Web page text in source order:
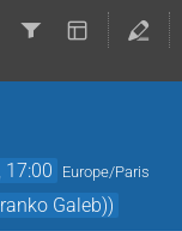
17:00 Europe/Paris
Galeb))